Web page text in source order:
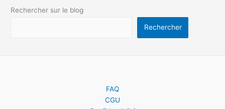
Rechercher sur le blog
Rechercher
FAQ
CGU